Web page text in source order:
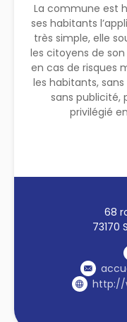
La commune est
ses habitants
très simple, elle
les citoyens de
en cas de risques
les habitants,
sans publicité,
privilégié
68
http://